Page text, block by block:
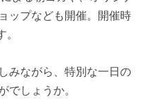
ップなども開催。開催時
みながら、特別な一日の
でしょうか。